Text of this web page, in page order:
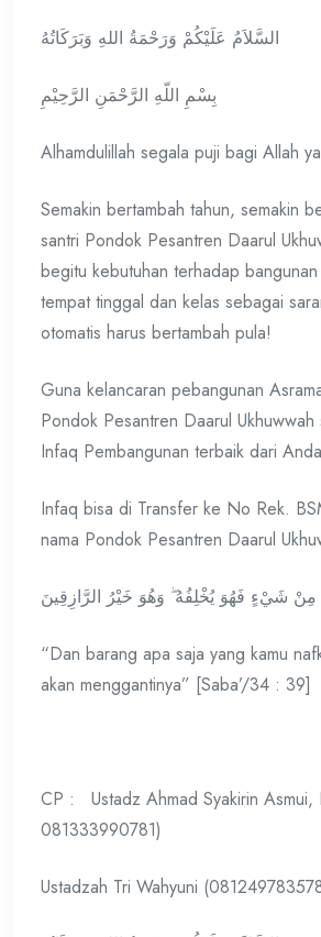
السَّلاَمُ عَلَيْكُمْ وَرَحْمَةُ اللهِ وَبَرَكَاتُهُ
بِسْمِ اللّهِ الرَّحْمَنِ الرَّحِيْمِ
Alhamdulillah segala puji bagi Allah
Semakin bertambah tahun, semakin
santri Pondok Pesantren Daarul
begitu kebutuhan terhadap
tempat tinggal dan kelas sebagai
otomatis harus bertambah pula!
Guna kelancaran pebangunan
Pondok Pesantren Daarul Ukhuwwah
Infaq Pembangunan terbaik dari
Infaq bisa di Transfer ke No Rek.
nama Pondok Pesantren Daarul
مِنْ شَيْءٍ فَهُوَ يُخْلِفُهُ ۖ وَهُوَ خَيْرُ الرَّازِقِينَ
“Dan barang apa saja yang kamu
akan menggantinya” [Saba’/34 : 39]
CP : Ustadz Ahmad Syakirin
081333990781)
Ustadzah Tri Wahyuni